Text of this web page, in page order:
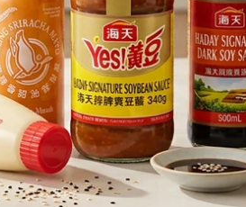
Noķer tendences pirmais
Iepērcieties saviem mīļākajiem